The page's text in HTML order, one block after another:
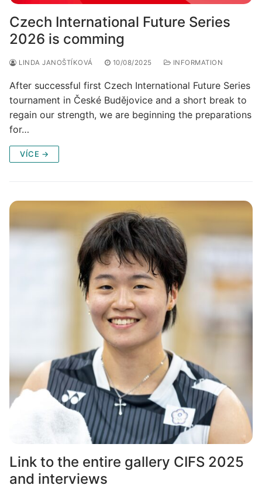
Czech International Future Series
2026 is comming
LINDA JANOŠTÍKOVÁ 10/08/2025 INFORMATION
After successful first Czech International Future Series
tournament in České Budějovice and a short break to
regain our strength, we are beginning the preparations
for…
VÍCE →
Link to the entire gallery CIFS 2025
and interviews